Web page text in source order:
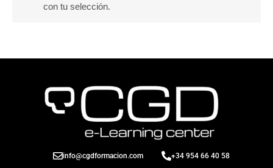
con tu selección.
info@cgdformacion.com +34 954 66 40 58